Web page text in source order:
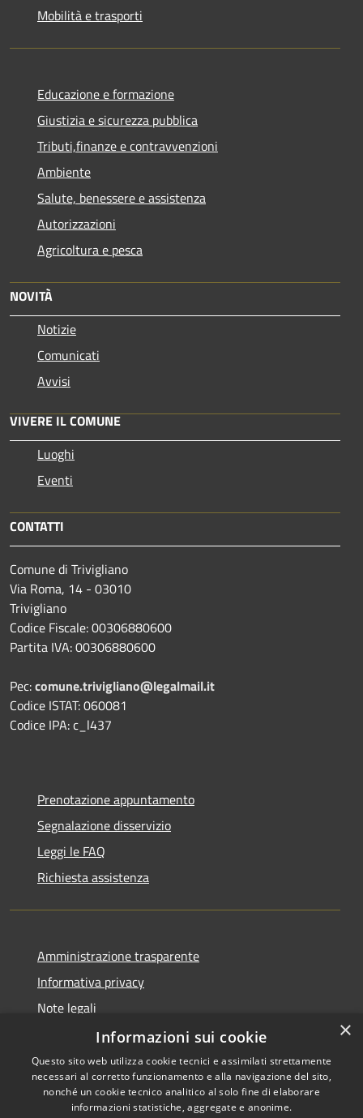
Mobilità e trasporti
Educazione e formazione
Giustizia e sicurezza pubblica
Tributi,finanze e contravvenzioni
Ambiente
Salute, benessere e assistenza
Autorizzazioni
Agricoltura e pesca
NOVITÀ
Notizie
Comunicati
Avvisi
VIVERE IL COMUNE
Luoghi
Eventi
CONTATTI
Comune di Trivigliano
Via Roma, 14 - 03010
Trivigliano
Codice Fiscale: 00306880600
Partita IVA: 00306880600
Pec:comune.trivigliano@legalmail.it
Codice ISTAT: 060081
Codice IPA: c_l437
Prenotazione appuntamento
Segnalazione disservizio
Leggi le FAQ
Richiesta assistenza
Amministrazione trasparente
Informativa privacy
Note legali
Dichiarazione di accessibilità
×
Informazioni sui cookie
Questo sito web utilizza cookie tecnici e assimilati strettamente
necessari al corretto funzionamento e alla navigazione del sito,
nonché un cookie tecnico analitico al solo fine di elaborare
informazioni statistiche, aggregate e anonime.